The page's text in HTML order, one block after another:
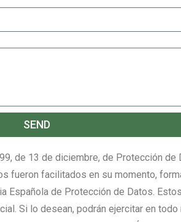
SEND
de 13 de diciembre, de Protección
fueron facilitados en su momento,
Española de Protección de Datos.
Si lo desean, podrán ejercitar en